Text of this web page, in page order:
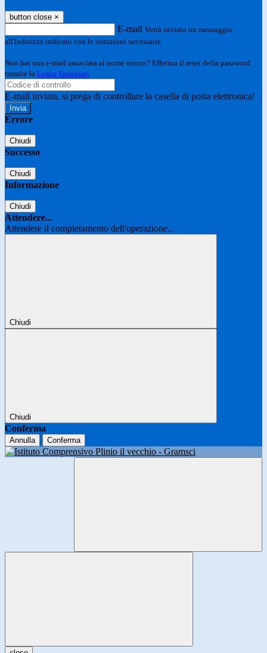
button close ×
E-mail Verrà inviato un messaggio
all'indirizzo indicato con le istruzioni necessarie.
Non hai una e-mail associata al nome utente? Effettua il reset della password
tramite la Login Spaggiari
E-mail inviata, si prega di controllare la casella di posta elettronica!
Errore
Chiudi
Successo
Chiudi
Informazione
Chiudi
Attendere...
Attendere il completamento dell'operazione...
Chiudi
Chiudi
Conferma
Annulla Conferma